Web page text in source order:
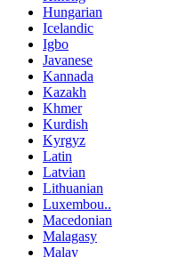
Hungarian
Icelandic
Igbo
Javanese
Kannada
Kazakh
Khmer
Kurdish
Kyrgyz
Latin
Latvian
Lithuanian
Luxembou..
Macedonian
Malagasy
Malay